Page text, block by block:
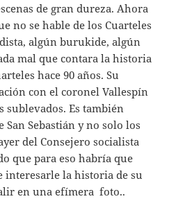
de gran dureza. Ahora
no se hable de los Cuarteles
algún burukide, algún
mal que contara la historia
hace 90 años. Su
con el coronel Vallespín
Es también
Sebastián y no solo los
del Consejero socialista
que para eso habría que
interesarle la historia de su
en una efímera foto..